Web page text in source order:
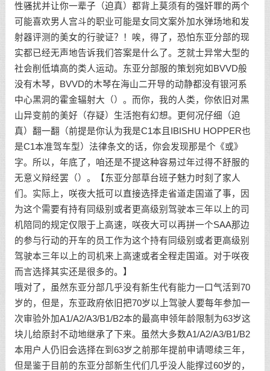
性骚扰并让你一辈子（迫真）都背上莫须有的强奸罪的两个
可能喜欢男人宫斗的职业可能是女同文案外加水弹场地和发
射器评测的美女的行驶证？！唉，得了，恐怕东亚分部的现
实都已经无声地告诉我们答案是什么了。芝就士异常大型的
社会削低填高的类人运动。东亚分部服的策划宛如BVVD般
没有木琴，BVVD的木琴在海山二开导的动静都没有银河系
中心黑洞的霍金辐射大（）。而你，我的人类，你依旧对黑
山异变前的美好（存疑）生活抱有幻想。更何况仔细（迫
真）翻一翻（前提是你认为我是C1本且IBISHU HOPPER也
是C1本准驾车型）法律条文的话，你会发现那是个《或》
字。所以，年底了，咱还是不提这种容易过年过得不舒服的
无意义辩经罢（）。【东亚分部草台班子魅力时刻了家人
们。实际上，咲夜大抵可以直接选择走省道走国道了事，因
为这个需要有持有同级别或者更高级别驾驶本三年以上的司
机陪同的规定仅限于上高速，咲夜大可以再拼一个SAA那边
的参与行动的开车的员工作为这个持有同级别或者更高级别
驾驶本三年以上的司机来上高速或者全程走国道。对于咲夜
而言选择其实还是很多的。】
哦对了，虽然东亚分部几乎没有新生代有能力一口气活到70
岁的，但是，东亚政府依旧把70岁以上驾驶人要每年参加一
次审验外加A1/A2/A3/B1/B2本的最高申领年龄限制为63岁这
块儿给原封不动地继承了下来。虽然大多数A1/A2/A3/B1/B2
本用户人仍旧会选择在到63岁之前那年提前申请嗯续三年，
但是鉴于目前的东亚分部新生代们几乎没人能撑过60岁的，